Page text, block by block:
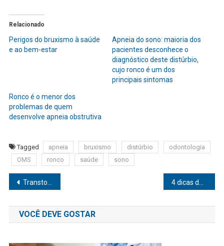
Relacionado
Perigos do bruxismo à saúde
e ao bem-estar
Apneia do sono: maioria dos
pacientes desconhece o
diagnóstico deste distúrbio,
cujo ronco é um dos
principais sintomas
Ronco é o menor dos
problemas de quem
desenvolve apneia obstrutiva
Tagged apneia bruxismo distúrbio
odontologia
OMS
ronco saúde sono
Navegação
de
Post
Transtorno bipolar: como a doença afeta os idosos
VOCÊ DEVE GOSTAR